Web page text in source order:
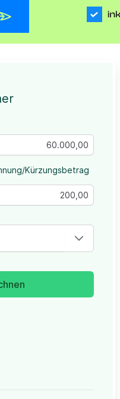
Kürzungsbetrag